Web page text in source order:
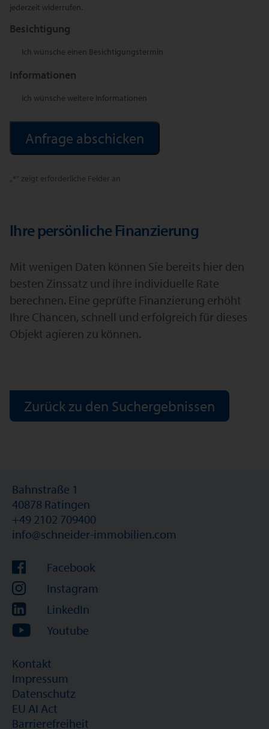
„*“ zeigt erforderliche Felder an
jederzeit widerrufen.
Besichtigung
Ich wünsche einen Besichtigungstermin
Informationen
Ich wünsche weitere Informationen
Ihre persönliche Finanzierung
Mit wenigen Daten können Sie bereits hier den
besten Zinssatz und ihre individuelle Rate
berechnen. Eine geprüfte Finanzierung erhöht
Ihre Chancen, schnell und erfolgreich für dieses
Objekt agieren zu können.
Zurück zu den Suchergebnissen
Bahnstraße 1
40878 Ratingen
+49 2102 709400
info@schneider-immobilien.com
Facebook
Instagram
LinkedIn
Youtube
Kontakt
Impressum
Datenschutz
EU AI Act
Barrierefreiheit